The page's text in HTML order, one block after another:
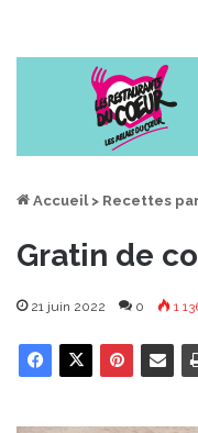
Accueil > Recettes
Gratin de
21 juin 2022 0 1